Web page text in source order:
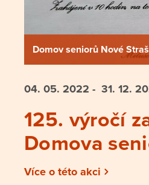
Domov seniorů Nové
04. 05. 2022 - 31. 12.
125. výročí
Domova
Více o této akci